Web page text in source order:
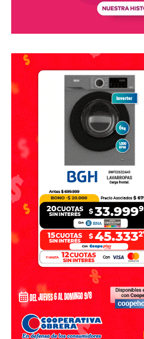
Realizar la denuncia
correspondiente y conservar
La denuncia puede efectuarse
competentes y también ante
en ciberdelitos.
Es importante tener en cuenta
no garantiza la recuperación
posibilidad de recuperar
circunstancias particulares de
acciones que puedan realizar
las autoridades.
¿Puede intervenir el
En determinadas situaciones,
algún tipo de
responsabilidad
por ejemplo, ante
fallas en los mecanismos de
Estos casos pueden ser